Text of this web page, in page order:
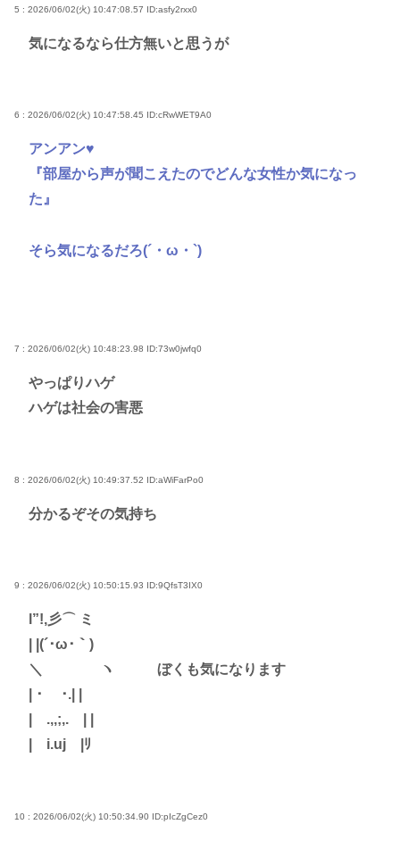
5 : 2026/06/02(火) 10:47:08.57 ID:asfy2rxx0
気になるなら仕方無いと思うが
6 : 2026/06/02(火) 10:47:58.45 ID:cRwWET9A0
アンアン♥
『部屋から声が聞こえたのでどんな女性か気になっ
た』
そら気になるだろ(´・ω・`)
7 : 2026/06/02(火) 10:48:23.98 ID:73w0jwfq0
やっぱりハゲ
ハゲは社会の害悪
8 : 2026/06/02(火) 10:49:37.52 ID:aWiFarPo0
分かるぞその気持ち
9 : 2026/06/02(火) 10:50:15.93 ID:9QfsT3IX0
l”!,彡⌒ ミ
| |(´･ω･｀)
＼ ヽ ぼくも気になります
| ･ ･.| |
| .,,;,. | |
| i.uj |ﾘ
10 : 2026/06/02(火) 10:50:34.90 ID:pIcZgCez0